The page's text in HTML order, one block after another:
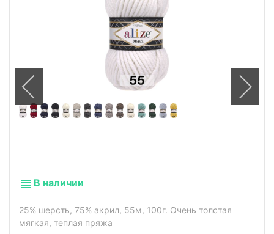
В наличии
25% шерсть, 75% акрил, 55м, 100г. Очень толстая
мягкая, теплая пряжа